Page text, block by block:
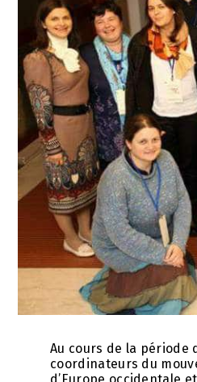
Au cours de la période
coordinateurs du